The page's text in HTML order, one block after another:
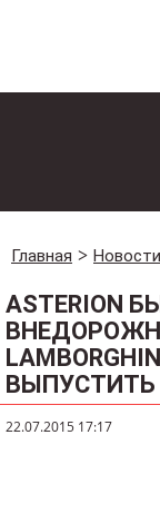
Главная Новости
ASTERION
ВЫПУСТИТЬ
22.07.2015 17:17